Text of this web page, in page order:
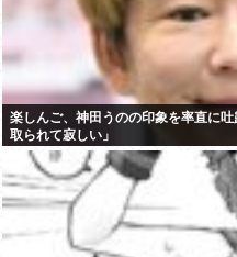
楽しんご、神田うのの印象を率直に
取られて寂しい」